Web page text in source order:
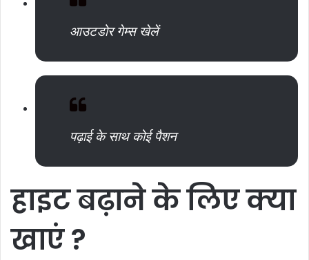
आउटडोर गेम्स खेलें
पढ़ाई के साथ कोई पैशन
हाइटबढ़ानेकेलिएक्या
खाएं?